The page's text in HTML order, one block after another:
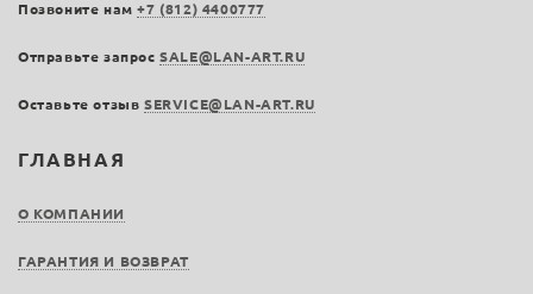
ГЛАВНАЯ
О КОМПАНИИ
ГАРАНТИЯ И ВОЗВРАТ
Позвоните нам+7 (812) 4400777
Отправьте запросSALE@LAN-ART.RU
Оставьте отзыв SERVICE@LAN-ART.RU